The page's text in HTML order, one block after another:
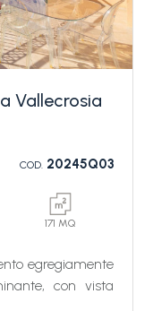
Vallecrosia
COD.20245Q03
171 MQ
egregiamente
con vista